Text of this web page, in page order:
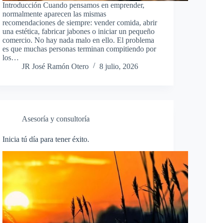
Introducción Cuando pensamos en emprender,
normalmente aparecen las mismas
recomendaciones de siempre: vender comida, abrir
una estética, fabricar jabones o iniciar un pequeño
comercio. No hay nada malo en ello. El problema
es que muchas personas terminan compitiendo por
los…
JR José Ramón Otero
8 julio, 2026
Asesoría y consultoría
Inicia tú día para tener éxito.